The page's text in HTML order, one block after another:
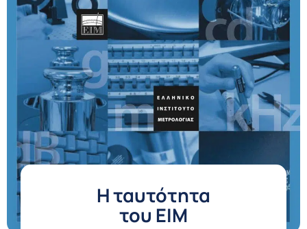
H ταυτότητα
του ΕΙΜ